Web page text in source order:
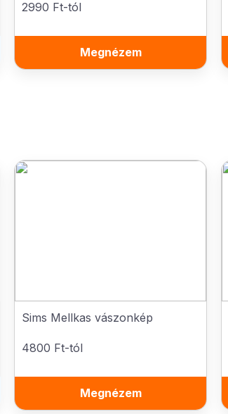
2990 Ft-tól
Megnézem
Sims Mellkas vászonkép
4800 Ft-tól
Megnézem